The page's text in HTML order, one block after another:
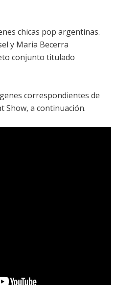
chicas pop argentinas.
y Maria Becerra
conjunto titulado
correspondientes de
Show, a continuación.